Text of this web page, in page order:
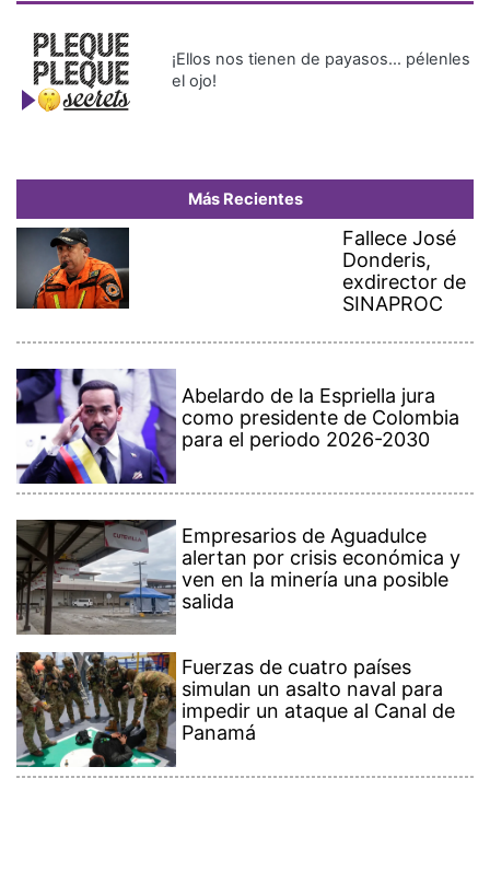
¡Ellos nos tienen de payasos… pélenles
el ojo!
Más Recientes
Fallece José
Donderis,
exdirector de
SINAPROC
Abelardo de la Espriella jura
como presidente de Colombia
para el periodo 2026-2030
Empresarios de Aguadulce
alertan por crisis económica y
ven en la minería una posible
salida
Fuerzas de cuatro países
simulan un asalto naval para
impedir un ataque al Canal de
Panamá